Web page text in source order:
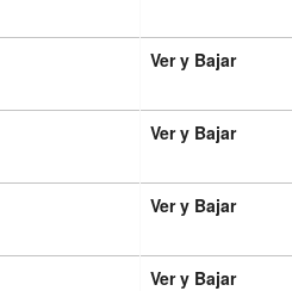
Ver y Bajar
Ver y Bajar
Ver y Bajar
Ver y Bajar